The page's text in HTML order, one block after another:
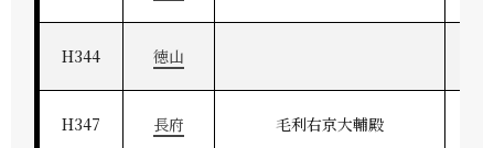
H344 徳山
H347 長府 毛利右京大輔殿